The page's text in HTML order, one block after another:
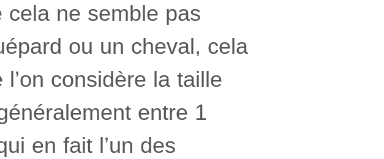
ne semble pas
ou un cheval, cela
considère la taille
entre 1
en fait l’un des